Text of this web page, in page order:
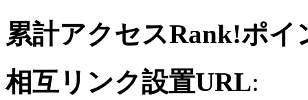
累計アクセスRank!ポイ
相互リンク設置URL: